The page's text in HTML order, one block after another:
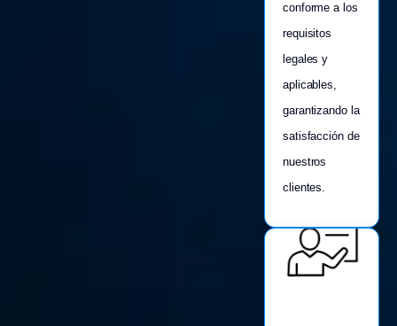
conforme a los
requisitos
legales y
aplicables,
garantizando la
satisfacción de
nuestros
clientes.